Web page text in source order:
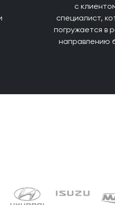
с
специалист,
погружается в
направлению